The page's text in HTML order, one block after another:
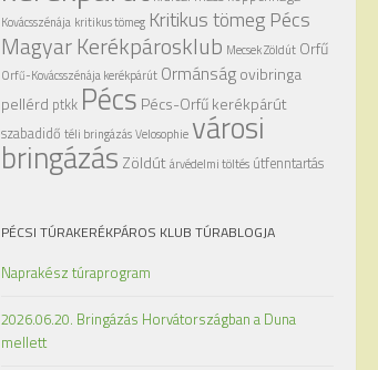
Kovácsszénája kritikus tömeg Kritikus tömeg Pécs
Magyar Kerékpárosklub Mecsek Zöldút Orfű
Orfű-Kovácsszénája kerékpárút Ormánságovibringa
pellérd ptkk Pécs Pécs-Orfű kerékpárút
szabadidő téli bringázásVelosophie városi
bringázás Zöldútárvédelmi töltés útfenntartás
PÉCSI TÚRAKERÉKPÁROS KLUB TÚRABLOGJA
Naprakész túraprogram
2026.06.20. Bringázás Horvátországban a Duna
mellett